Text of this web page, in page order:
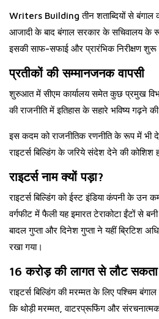
Writers Building तीन शताब्दियों से
आजादी के बाद बंगाल सरकार के सचिवालय के
इसकी साफ-सफाई और प्रारंभिक निरीक्षण शुरू
प्रतीकों की सम्मानजनक वापसी
शुरुआत में सीएम कार्यालय समेत कुछ प्रमुख
की राजनीति में इतिहास के सहारे भविष्य गढ़ने
इस कदम को राजनीतिक रणनीति के रूप में भी
राइटर्स बिल्डिंग के जरिये संदेश देने की कोशिश
राइटर्स नाम क्यों पड़ा?
राइटर्स बिल्डिंग को ईस्ट इंडिया कंपनी के उन
वर्गफीट में फैली यह इमारत टेराकोटा ईंटों से
बादल गुप्ता और दिनेश गुप्ता ने यहीं ब्रिटिश
रखा गया।
16 करोड़ की लागत से लौट सकता
राइटर्स बिल्डिंग की मरम्मत के लिए पश्चिम
कि थोड़ी मरम्मत, वाटरप्रूफिंग और